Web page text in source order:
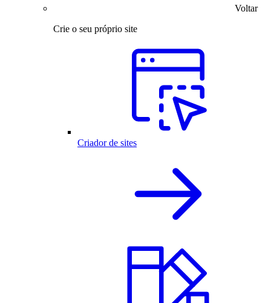
Voltar
Crie o seu próprio site
Criador de sites